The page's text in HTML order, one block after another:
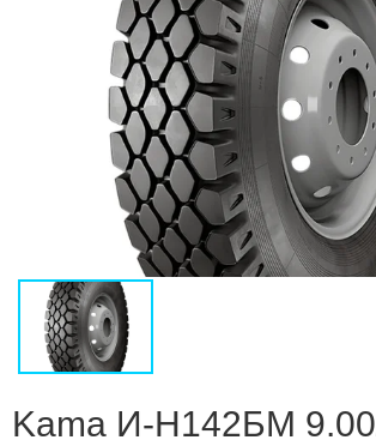
О КОМПАНИИ
Избранное
Сравнение
Kama И-Н142БМ